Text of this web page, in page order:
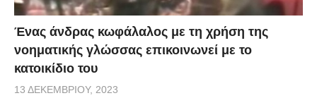
Ένας άνδρας κωφάλαλος με τη χρήση της
νοηματικής γλώσσας επικοινωνεί με το
κατοικίδιο του
13 ΔΕΚΕΜΒΡΊΟΥ, 2023